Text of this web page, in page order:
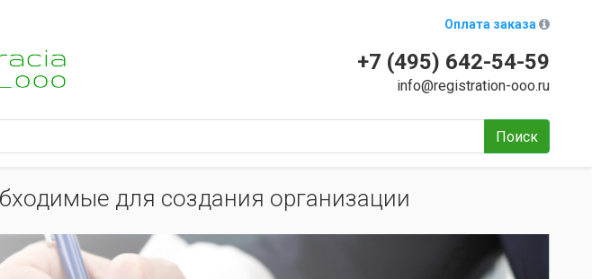
Оплата заказа
+7 (495) 642-54-59
info@registration-ooo.ru
Поиск
для создания организации